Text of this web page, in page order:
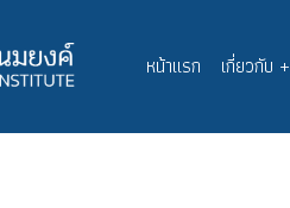
Main
หน้าแรก เกี่ยวกับ +